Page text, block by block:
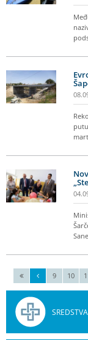
9 10